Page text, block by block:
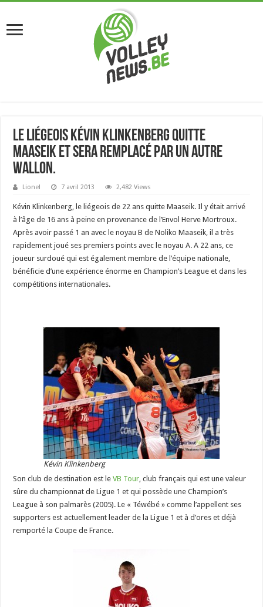
Le Liégeois Kévin Klinkenberg quitte
Maaseik et sera remplacé par un autre
Wallon.
Lionel 7 avril 2013 2,482 Views
Kévin Klinkenberg, le liégeois de 22 ans quitte Maaseik. Il y était arrivé
à l’âge de 16 ans à peine en provenance de l’Envol Herve Mortroux.
Après avoir passé 1 an avec le noyau B de Noliko Maaseik, il a très
rapidement joué ses premiers points avec le noyau A. A 22 ans, ce
joueur surdoué qui est également membre de l’équipe nationale,
bénéficie d’une expérience énorme en Champion’s League et dans les
compétitions internationales.
Kévin Klinkenberg
Son club de destination est leVB Tour, club français qui est une valeur
sûre du championnat de Ligue 1 et qui possède une Champion’s
League à son palmarès (2005). Le « Téwébé » comme l’appellent ses
supporters est actuellement leader de la Ligue 1 et à d’ores et déjà
remporté la Coupe de France.